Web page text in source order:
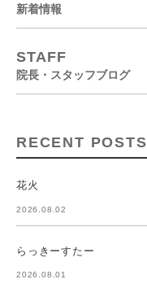
新着情報
STAFF
院長・スタッフブログ
RECENT POSTS
花火
2026.08.02
らっきーすたー
2026.08.01